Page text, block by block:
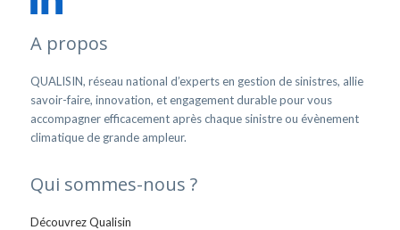
A propos
QUALISIN, réseau national d’experts en gestion de sinistres, allie
savoir-faire, innovation, et engagement durable pour vous
accompagner efficacement après chaque sinistre ou évènement
climatique de grande ampleur.
Qui sommes-nous ?
Découvrez Qualisin